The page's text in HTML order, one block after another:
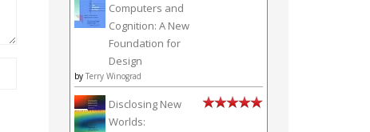
Computers and
Cognition: A New
Foundation for
Design
by Terry Winograd
Disclosing New
Worlds: